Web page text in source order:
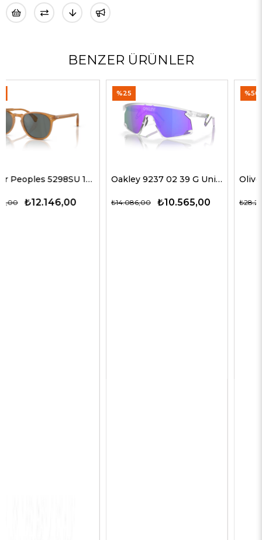
BENZER ÜRÜNLER
Oakley 9237 02 39 G Unisex Güneş Gözlükleri
₺10.565,00
₺14.086,00
Oliver Peoples 5514SU 1678C5 51 G Unisex Güneş Gözlükleri
₺14.143,00
₺28.285,00